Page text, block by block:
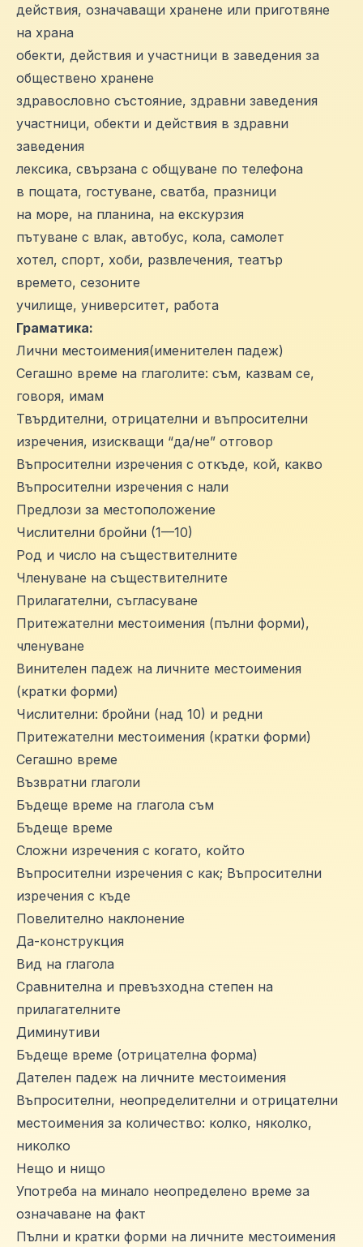
действия, означаващи хранене или приготвяне
на храна
обекти, действия и участници в заведения за
обществено хранене
здравословно състояние, здравни заведения
участници, обекти и действия в здравни
заведения
лексика, свързана с общуване по телефона
в пощата, гостуване, сватба, празници
на море, на планина, на екскурзия
пътуване с влак, автобус, кола, самолет
хотел, спорт, хоби, развлечения, театър
времето, сезоните
училище, университет, работа
Граматика:
Лични местоимения(именителен падеж)
Сегашно време на глаголите: съм, казвам се,
говоря, имам
Твърдителни, отрицателни и въпросителни
изречения, изискващи “да/не” отговор
Въпросителни изречения с откъде, кой, какво
Въпросителни изречения с нали
Предлози за местоположение
Числителни бройни (1—10)
Род и число на съществителните
Членуване на съществителните
Прилагателни, съгласуване
Притежателни местоимения (пълни форми),
членуване
Винителен падеж на личните местоимения
(кратки форми)
Числителни: бройни (над 10) и редни
Притежателни местоимения (кратки форми)
Сегашно време
Възвратни глаголи
Бъдеще време на глагола съм
Бъдеще време
Сложни изречения с когато, който
Въпросителни изречения с как; Въпросителни
изречения с къде
Повелително наклонение
Да-конструкция
Вид на глагола
Сравнителна и превъзходна степен на
прилагателните
Диминутиви
Бъдеще време (отрицателна форма)
Дателен падеж на личните местоимения
Въпросителни, неопределителни и отрицателни
местоимения за количество: колко, няколко,
николко
Нещо и нищо
Употреба на минало неопределено време за
означаване на факт
Пълни и кратки форми на личните местоимения